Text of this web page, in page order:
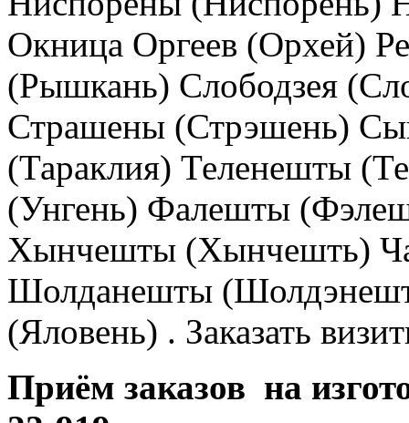
Окница Оргеев (Орхей)
(Рышкань) Слободзея
Страшены (Стрэшень)
(Тараклия) Теленешты
(Унгень) Фалешты
Хынчешты (Хынчешть)
Шолданешты
(Яловень) . Заказать
Приём заказов на